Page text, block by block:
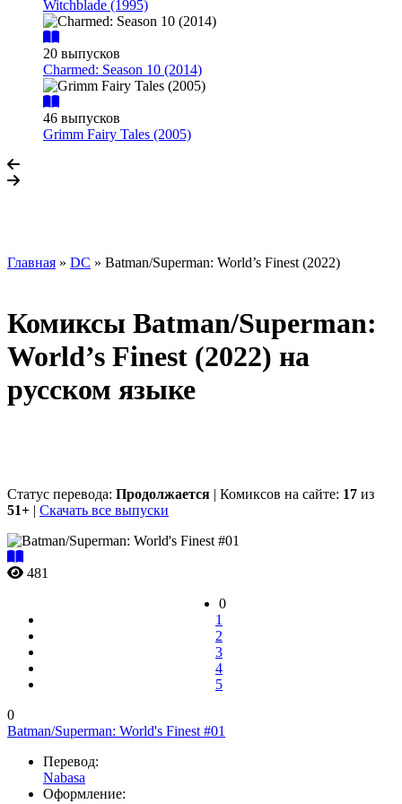
Witchblade (1995)
20 выпусков
Charmed: Season 10 (2014)
46 выпусков
Grimm Fairy Tales (2005)
Главная » DC » Batman/Superman: World’s Finest (2022)
Комиксы Batman/Superman:
World’s Finest (2022) на
русском языке
Статус перевода: Продолжается | Комиксов на сайте: 17 из
51+ | Скачать все выпуски
481
0
1
2
3
4
5
0
Batman/Superman: World's Finest #01
Перевод:
Nabasa
Оформление: